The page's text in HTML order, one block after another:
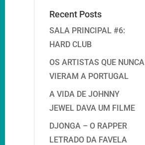
Recent Posts
SALA PRINCIPAL #6:
HARD CLUB
OS ARTISTAS QUE NUNCA
VIERAM A PORTUGAL
A VIDA DE JOHNNY
JEWEL DAVA UM FILME
DJONGA – O RAPPER
LETRADO DA FAVELA